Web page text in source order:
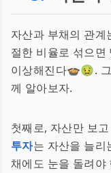
자산과 부채의 관계
절한 비율로 섞으면
이상해진다🍲🤢.
께 알아보자.
첫째로, 자산만 보
투자는 자산을 늘리
채에도 눈을 돌려